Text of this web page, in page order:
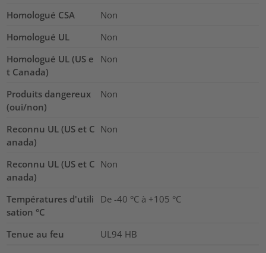
Homologué CSA
Non
Homologué UL
Non
Homologué UL (US e
t Canada)
Non
Produits dangereux
(oui/non)
Non
Reconnu UL (US et C
anada)
Non
Reconnu UL (US et C
anada)
Non
Températures d'utili
sation °C
De -40 °C à +105 °C
Tenue au feu UL94 HB